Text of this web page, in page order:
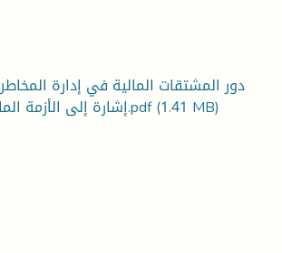
دور المشتقات المالية في إدارة
إشارة إلى الأزمة المالية العالمية 2008.pdf(1.41 MB)